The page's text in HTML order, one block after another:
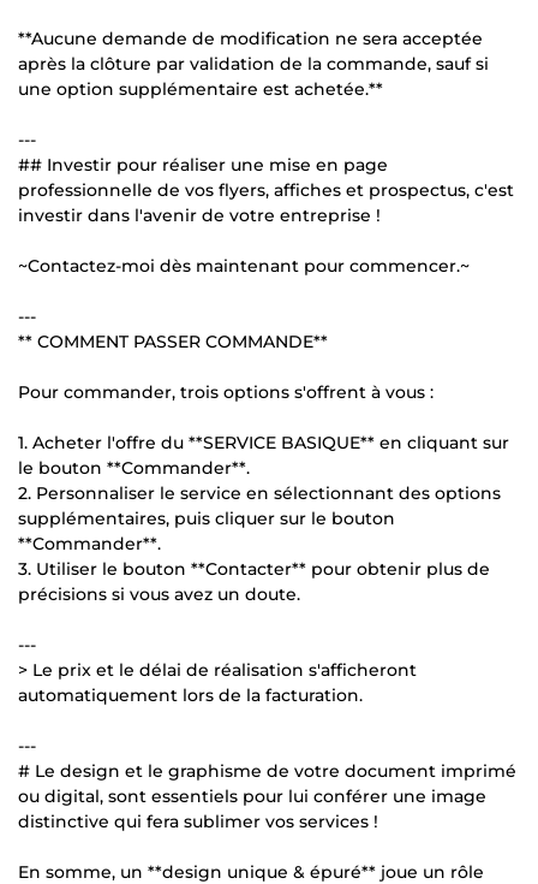
**Aucune demande de modification ne sera acceptée
après la clôture par validation de la commande, sauf si
une option supplémentaire est achetée.**
---
## Investir pour réaliser une mise en page
professionnelle de vos flyers, affiches et prospectus, c'est
investir dans l'avenir de votre entreprise !
~Contactez-moi dès maintenant pour commencer.~
---
** COMMENT PASSER COMMANDE**
Pour commander, trois options s'offrent à vous :
1. Acheter l'offre du **SERVICE BASIQUE** en cliquant sur
le bouton **Commander**.
2. Personnaliser le service en sélectionnant des options
supplémentaires, puis cliquer sur le bouton
**Commander**.
3. Utiliser le bouton **Contacter** pour obtenir plus de
précisions si vous avez un doute.
---
> Le prix et le délai de réalisation s'afficheront
automatiquement lors de la facturation.
---
# Le design et le graphisme de votre document imprimé
ou digital, sont essentiels pour lui conférer une image
distinctive qui fera sublimer vos services !
En somme, un **design unique & épuré** joue un rôle